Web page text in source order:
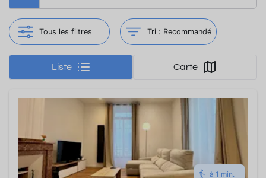
Tous les filtres Tri : Recommandé
Liste Carte
à 1 min.